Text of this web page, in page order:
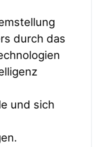
durch das
und sich